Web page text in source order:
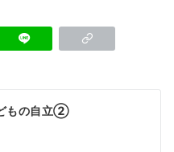
もの自立②